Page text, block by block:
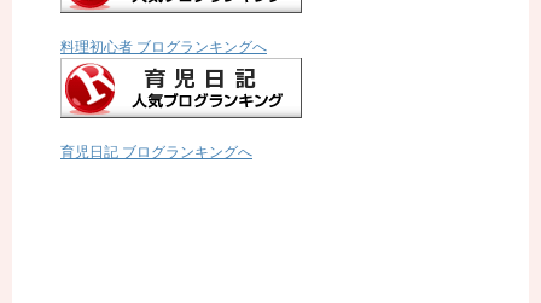
料理初心者 ブログランキングへ
育児日記 ブログランキングへ